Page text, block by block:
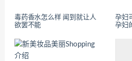
毒药香水怎么样 闻到就让人
欲罢不能
孕妇
孕妇